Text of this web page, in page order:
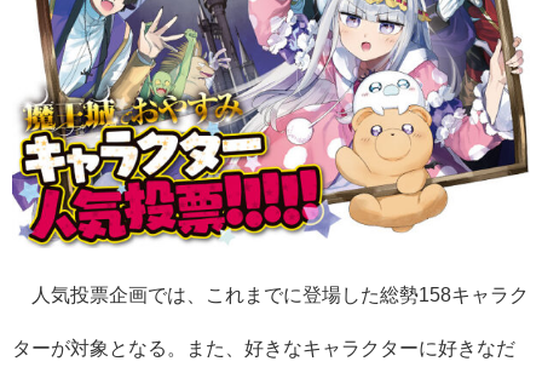
人気投票企画では、これまでに登場した総勢158キャラク
ターが対象となる。また、好きなキャラクターに好きなだ